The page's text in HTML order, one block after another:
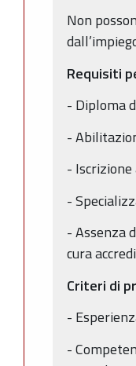
Non
Requisiti
- Diploma
-
- Iscrizione
-
- Assenza
cura
Criteri di
-
-